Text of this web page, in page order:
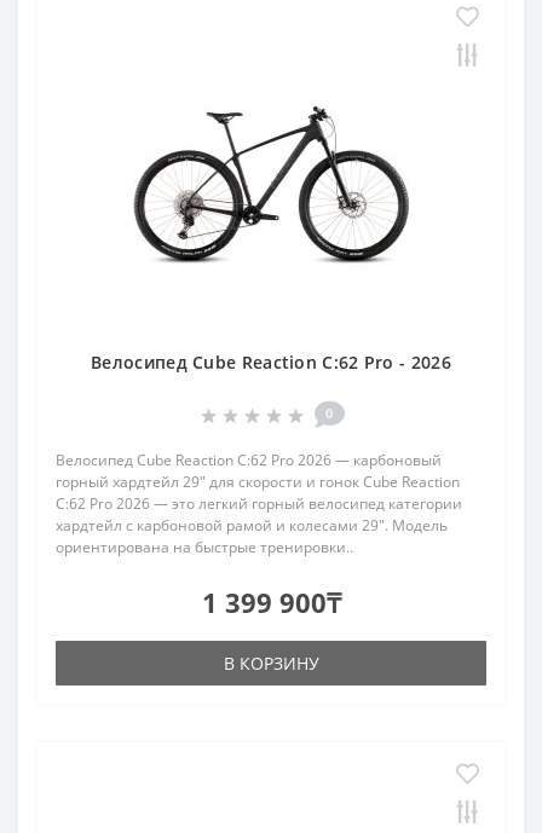
Велосипед Cube Reaction C:62 Pro - 2026
0
Велосипед Cube Reaction C:62 Pro 2026 — карбоновый
горный хардтейл 29" для скорости и гонок Cube Reaction
C:62 Pro 2026 — это легкий горный велосипед категории
хардтейл с карбоновой рамой и колесами 29". Модель
ориентирована на быстрые тренировки..
1 399 900₸
В КОРЗИНУ